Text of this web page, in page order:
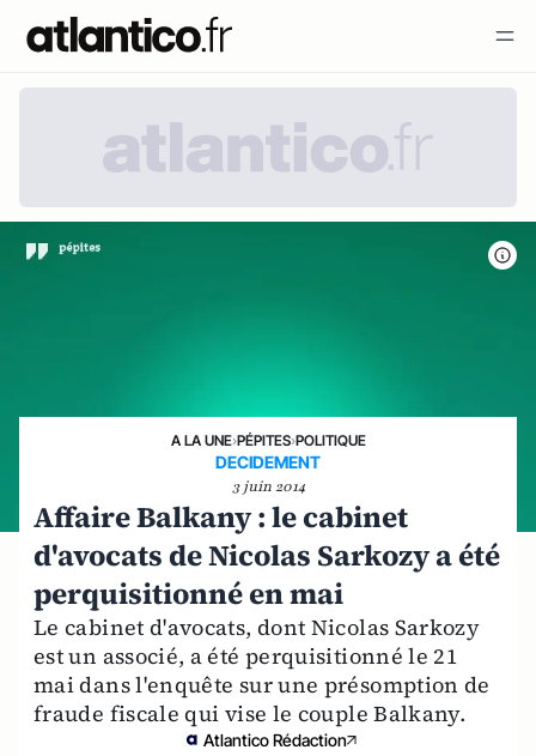
A LA UNE›PÉPITES›POLITIQUE
DECIDEMENT
3 juin 2014
Affaire Balkany : le cabinet
d'avocats de Nicolas Sarkozy a été
perquisitionné en mai
Le cabinet d'avocats, dont Nicolas Sarkozy
est un associé, a été perquisitionné le 21
mai dans l'enquête sur une présomption de
fraude fiscale qui vise le couple Balkany.
Atlantico Rédaction